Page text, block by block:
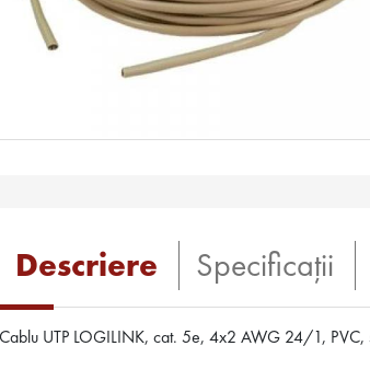
Descriere Specificaţii
Cablu UTP LOGILINK, cat. 5e, 4x2 AWG 24/1,